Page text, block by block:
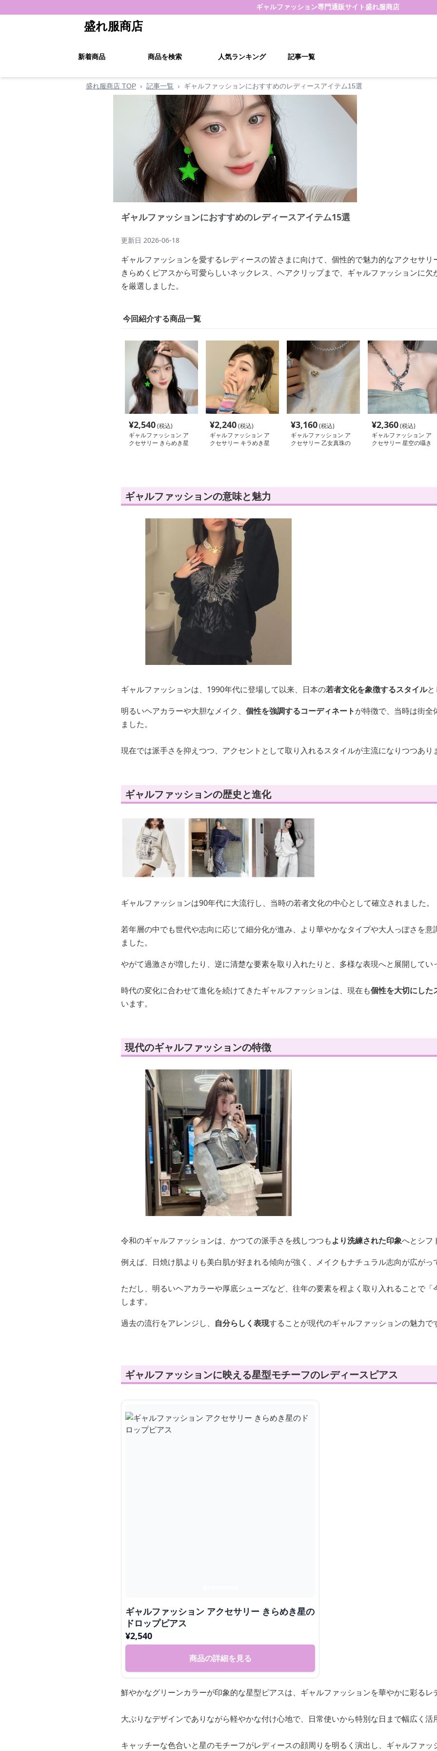
ギャルファッション専門通販サイト盛れ服商店
盛れ服商店
新着商品 商品を検索 人気ランキング 記事一覧
盛れ服商店 TOP › 記事一覧 › ギャルファッションにおすすめのレディースアイテム15選
ギャルファッションにおすすめのレディースアイテム15選
更新日 2026-06-18
ギャルファッションを愛するレディースの皆さまに向けて、個性的で魅力的なアクセサ
きらめくピアスから可愛らしいネックレス、ヘアクリップまで、ギャルファッションに
を厳選しました。
今回紹介する商品一覧
¥2,540(税込)
ギャルファッション ア
クセサリー きらめき星
¥2,240(税込)
ギャルファッション ア
クセサリー キラめき星
¥3,160(税込)
ギャルファッション ア
クセサリー 乙女真珠の
¥2,360(税込)
ギャルファッション ア
クセサリー 星空の囁き
ギャルファッションの意味と魅力
ギャルファッションは、1990年代に登場して以来、日本の若者文化を象徴するスタイルと
明るいヘアカラーや大胆なメイク、 個性を強調するコーディネートが特徴で、当時は街全
ました。
現在では派手さを抑えつつ、アクセントとして取り入れるスタイルが主流になりつつあり
ギャルファッションの歴史と進化
ギャルファッションは90年代に大流行し、当時の若者文化の中心として確立されました。
若年層の中でも世代や志向に応じて細分化が進み、より華やかなタイプや大人っぽさを
ました。
やがて過激さが増したり、逆に清楚な要素を取り入れたりと、多様な表現へと展開してい
時代の変化に合わせて進化を続けてきたギャルファッションは、現在も個性を大切にした
います。
現代のギャルファッションの特徴
令和のギャルファッションは、かつての派手さを残しつつもより洗練された印象へとシフ
例えば、日焼け肌よりも美白肌が好まれる傾向が強く、メイクもナチュラル志向が広がっ
ただし、明るいヘアカラーや厚底シューズなど、往年の要素を程よく取り入れることで
します。
過去の流行をアレンジし、 自分らしく表現することが現代のギャルファッションの魅力で
ギャルファッションに映える星型モチーフのレディースピアス
ギャルファッション アクセサリー きらめき星の
ドロップピアス
¥2,540
商品の詳細を見る
鮮やかなグリーンカラーが印象的な星型ピアスは、ギャルファッションを華やかに彩る
大ぶりなデザインでありながら軽やかな付け心地で、日常使いから特別な日まで幅広く活
キャッチーな色合いと星のモチーフがレディースの顔周りを明るく演出し、ギャルファ